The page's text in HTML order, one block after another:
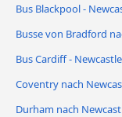
Bus Blackpool -
Busse von Bradford
Bus Cardiff -
Coventry nach
Durham nach